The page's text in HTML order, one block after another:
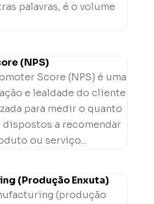
palavras, é o volume
(NPS)
Score (NPS) é uma
e lealdade do cliente
para medir o quanto
a recomendar
ou serviço...
(Produção Enxuta)
(produção